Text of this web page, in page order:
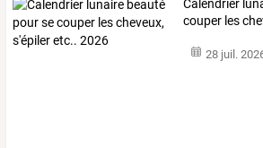
Calendrier
couper les
28 juil.